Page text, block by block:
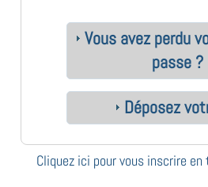
Vous avez perdu
passe ?
Déposez
Cliquez ici pour vous inscrire en